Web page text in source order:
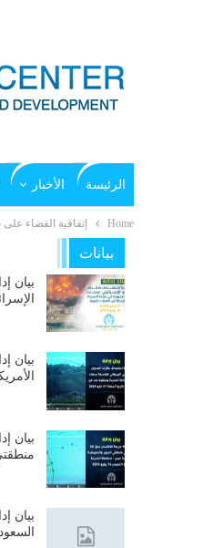
الرئيسة الأخبار
Home إتفاقية القضاء
بيانات
بيان
بيان
بيان